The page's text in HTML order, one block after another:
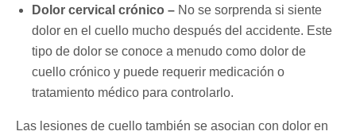
Dolor cervical crónico – No se sorprenda si siente
dolor en el cuello mucho después del accidente. Este
tipo de dolor se conoce a menudo como dolor de
cuello crónico y puede requerir medicación o
tratamiento médico para controlarlo.
Las lesiones de cuello también se asocian con dolor en